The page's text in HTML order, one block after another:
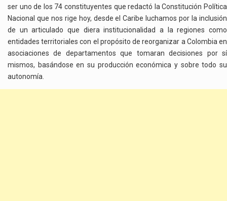
ser uno de los 74 constituyentes que redactó la Constitución Política
Nacional que nos rige hoy, desde el Caribe luchamos por la inclusión
de un articulado que diera institucionalidad a la regiones como
entidades territoriales con el propósito de reorganizar a Colombia en
asociaciones de departamentos que tomaran decisiones por sí
mismos, basándose en su producción económica y sobre todo su
autonomía.